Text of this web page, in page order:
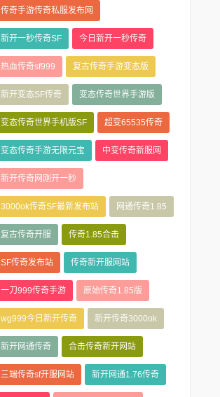
传奇手游传奇私服发布网
新开一秒传奇SF 今日新开一秒传奇
热血传奇sf999 复古传奇手游变态版
新开变态SF传奇 变态传奇世界手游版
变态传奇世界手机版SF 超变65535传奇
变态传奇手游无限元宝 中变传奇新服网
新开传奇网刚开一秒
3000ok传奇SF最新发布站 网通传奇1.85
复古传奇开服 传奇1.85合击
SF传奇发布站 传奇新开服网站
一刀999传奇手游 原始传奇1.85版
wg999今日新开传奇 新开传奇3000ok
新开网通传奇 合击传奇新开网站
三端传奇sf开服网站 新开网通1.76传奇